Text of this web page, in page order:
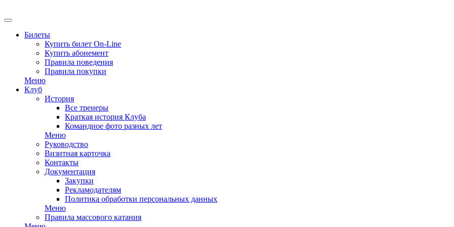
Билеты
Купить билет On-Line
Купить абонемент
Правила поведения
Правила покупки
Меню
Клуб
История
Все тренеры
Краткая история Клуба
Командное фото разных лет
Меню
Руководство
Визитная карточка
Контакты
Документация
Закупки
Рекламодателям
Политика обработки персональных данных
Меню
Правила массового катания